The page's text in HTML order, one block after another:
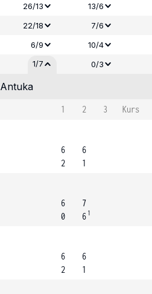
26/13
13/6
22/18
7/6
6/9
10/4
1/7 0/3
Antuka
1 2 3
Kurs
6
2
6
1
6
0
7
6 1
6
2
6
1